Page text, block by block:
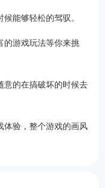
能够轻松的驾驭。
的游戏玩法等你来挑
意的在搞破坏的时候去
体验，整个游戏的画风